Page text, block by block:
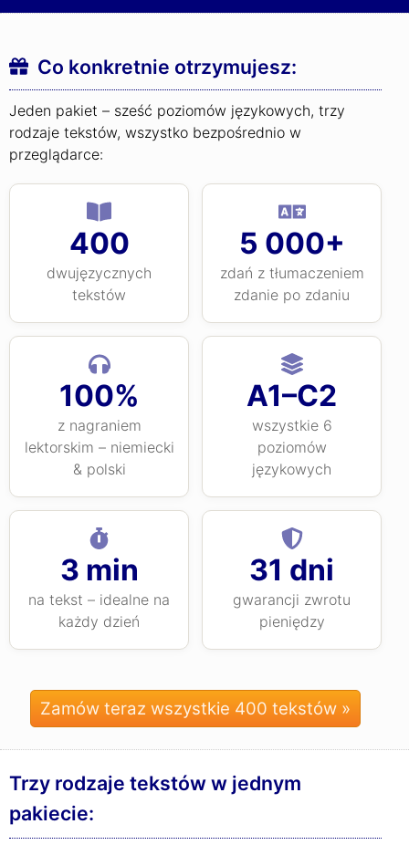
Co konkretnie otrzymujesz:
Jeden pakiet – sześć poziomów językowych, trzy
rodzaje tekstów, wszystko bezpośrednio w
przeglądarce:
400
dwujęzycznych
tekstów
5 000+
zdań z tłumaczeniem
zdanie po zdaniu
100%
z nagraniem
lektorskim – niemiecki
& polski
A1–C2
wszystkie 6
poziomów
językowych
3 min
na tekst – idealne na
każdy dzień
31 dni
gwarancji zwrotu
pieniędzy
Zamów teraz wszystkie 400 tekstów »
Trzy rodzaje tekstów w jednym
pakiecie: